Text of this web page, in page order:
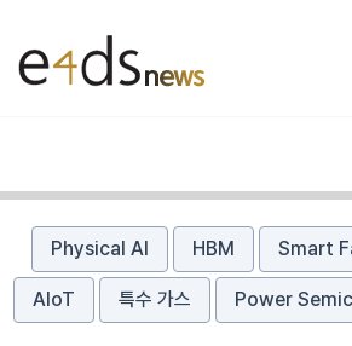
Physical AI HBM Smart
AIoT 특수 가스 Power